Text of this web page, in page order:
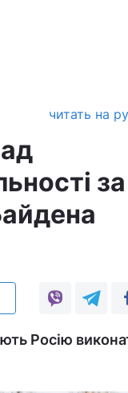
читать на
за
Росію